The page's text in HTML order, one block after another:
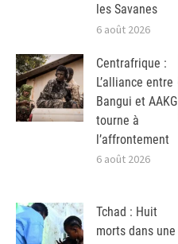
les Savanes
6 août 2026
Centrafrique :
L’alliance entre
Bangui et AAKG
tourne à
l’affrontement
6 août 2026
Tchad : Huit
morts dans une